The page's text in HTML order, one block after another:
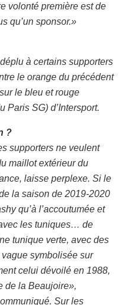
volonté première est de
qu’un sponsor.»
à certains supporters
le orange du précédent
le bleu et rouge
Paris SG) d’Intersport.
?
supporters ne veulent
maillot extérieur du
laisse perplexe. Si le
la saison de 2019-2020
qu’à l’accoutumée et
les tuniques… de
tunique verte, avec des
symbolisée sur
celui dévoilé en 1988,
de la Beaujoire»,
Sur les